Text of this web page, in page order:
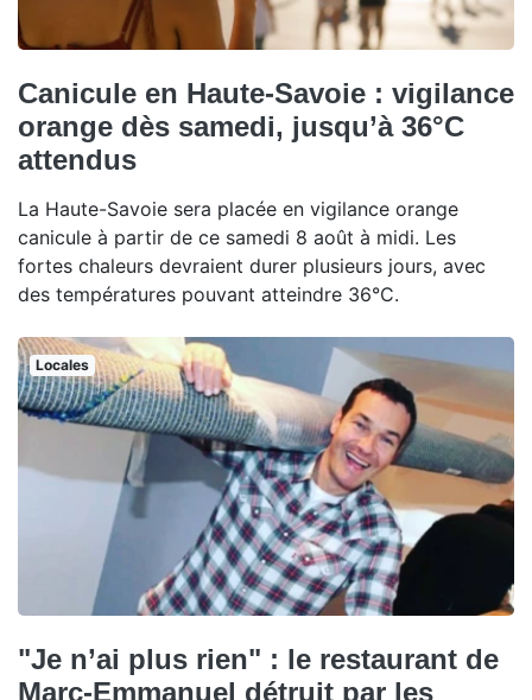
Canicule en Haute-Savoie : vigilance
orange dès samedi, jusqu’à 36°C
attendus
La Haute-Savoie sera placée en vigilance orange
canicule à partir de ce samedi 8 août à midi. Les
fortes chaleurs devraient durer plusieurs jours, avec
des températures pouvant atteindre 36°C.
Locales
"Je n’ai plus rien" : le restaurant de
Marc-Emmanuel détruit par les